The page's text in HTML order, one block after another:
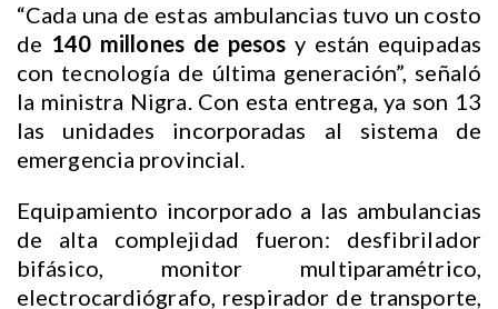
“Cada una de estas ambulancias tuvo un costo
de 140 millones de pesos y están equipadas
con tecnología de última generación”, señaló
la ministra Nigra. Con esta entrega, ya son 13
las unidades incorporadas al sistema de
emergencia provincial.
Equipamiento incorporado a las ambulancias
de alta complejidad fueron: desfibrilador
bifásico, monitor multiparamétrico,
electrocardiógrafo, respirador de transporte,